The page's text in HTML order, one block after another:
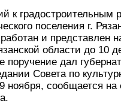
к градостроительным
поселения г.
и представлен
области до 10
поручение дал
Совета по
ноября, сообщается на